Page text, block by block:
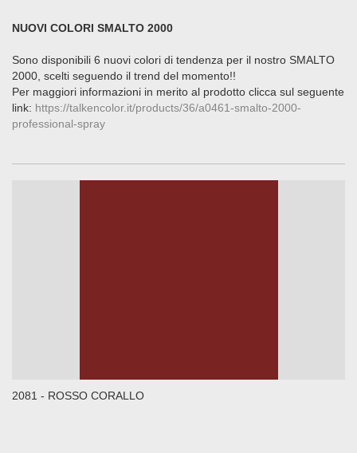
NUOVI COLORI SMALTO 2000
Sono disponibili 6 nuovi colori di tendenza per il nostro SMALTO
2000, scelti seguendo il trend del momento!!
Per maggiori informazioni in merito al prodotto clicca sul seguente
link: https://talkencolor.it/products/36/a0461-smalto-2000-
professional-spray
2081 - ROSSO CORALLO